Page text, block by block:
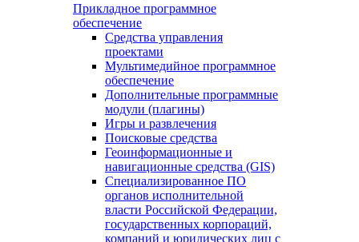
Прикладное программное
обеспечение
Средства управления
проектами
Мультимедийное программное
обеспечение
Дополнительные программные
модули (плагины)
Игры и развлечения
Поисковые средства
Геоинформационные и
навигационные средства (GIS)
Специализированное ПО
органов исполнительной
власти Российской Федерации,
государственных корпораций,
компаний и юридических лиц с